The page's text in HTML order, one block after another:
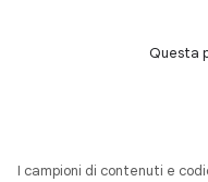
Questa
I campioni di contenuti e